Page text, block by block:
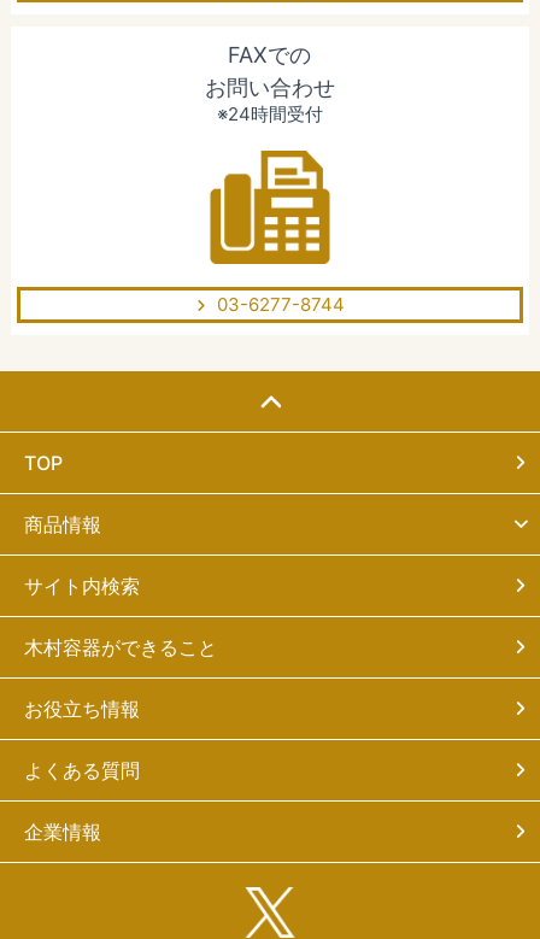
FAXでの
お問い合わせ
※24時間受付
03-6277-8744
TOP
商品情報
サイト内検索
木村容器ができること
お役立ち情報
よくある質問
企業情報